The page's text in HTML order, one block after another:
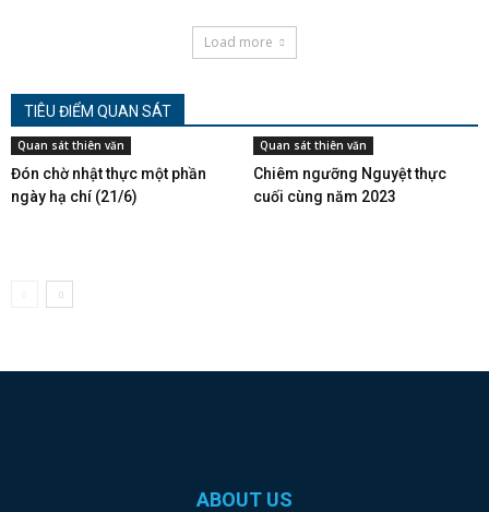
Load more
TIÊU ĐIỂM QUAN SÁT
Quan sát thiên văn
Đón chờ nhật thực một phần
ngày hạ chí (21/6)
Quan sát thiên văn
Chiêm ngưỡng Nguyệt thực
cuối cùng năm 2023
ABOUT US